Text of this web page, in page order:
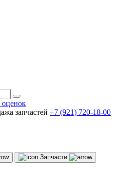
оценок
запчастей +7 (921) 720-18-00
Запчасти